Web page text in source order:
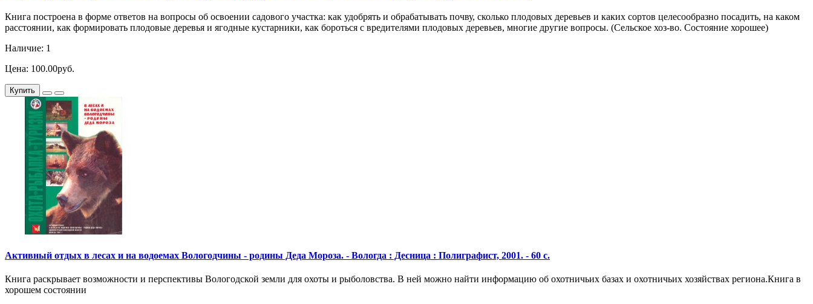
Книга построена в форме ответов на вопросы об освоении садового участка: как удобрять и обрабатывать почву, сколько плодовых деревьев и каких сортов целесообразно посадить, на каком
расстоянии, как формировать плодовые деревья и ягодные кустарники, как бороться с вредителями плодовых деревьев, многие другие вопросы. (Сельское хоз-во. Состояние хорошее)
Наличие: 1
Цена: 100.00руб.
Купить
Активный отдых в лесах и на водоемах Вологодчины - родины Деда Мороза. - Вологда : Десница : Полиграфист, 2001. - 60 с.
Книга раскрывает возможности и перспективы Вологодской земли для охоты и рыболовства. В ней можно найти информацию об охотничьих базах и охотничьих хозяйствах региона.Книга в
хорошем состоянии